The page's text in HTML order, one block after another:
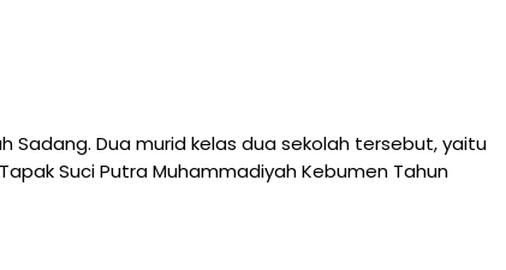
Sadang. Dua murid kelas dua sekolah tersebut, yaitu
Suci Putra Muhammadiyah Kebumen Tahun